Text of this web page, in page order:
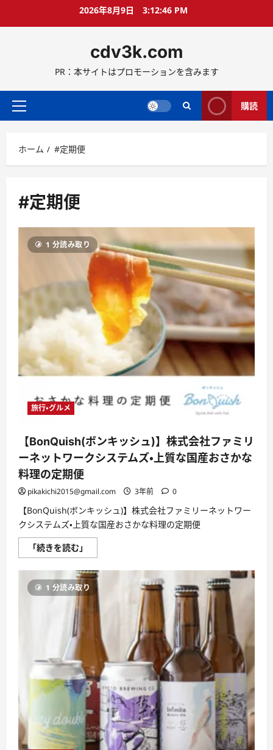
ス
ッ
2026年8月9日 3:12:46 PM
cdv3k.com
PR：本サイトはプロモーションを含みます
メ
メ
ニ
ー
購読
ホーム #定期便
#定期便
1 分読み取り
旅行・グルメ
【BonQuish(ボンキッシュ)】株式会社ファミリ
ーネットワークシステムズ・上質な国産おさかな
料理の定期便
pikakichi2015@gmail.com 3年前 0
【BonQuish(ボンキッシュ)】株式会社ファミリーネットワー
クシステムズ・上質な国産おさかな料理の定期便
「続きを読む」
ン
ッ
シ
ュ)】
株
式
会
ー
ネ
ッ
ト
ワ
ー
ク
シ
ス
テ
1 分読み取り